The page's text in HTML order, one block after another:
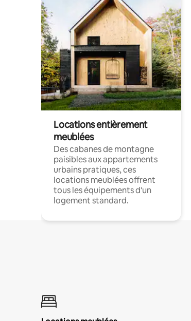
Locations entièrement
meublées
Des cabanes de montagne
paisibles aux appartements
urbains pratiques, ces
locations meublées offrent
tous les équipements d'un
logement standard.